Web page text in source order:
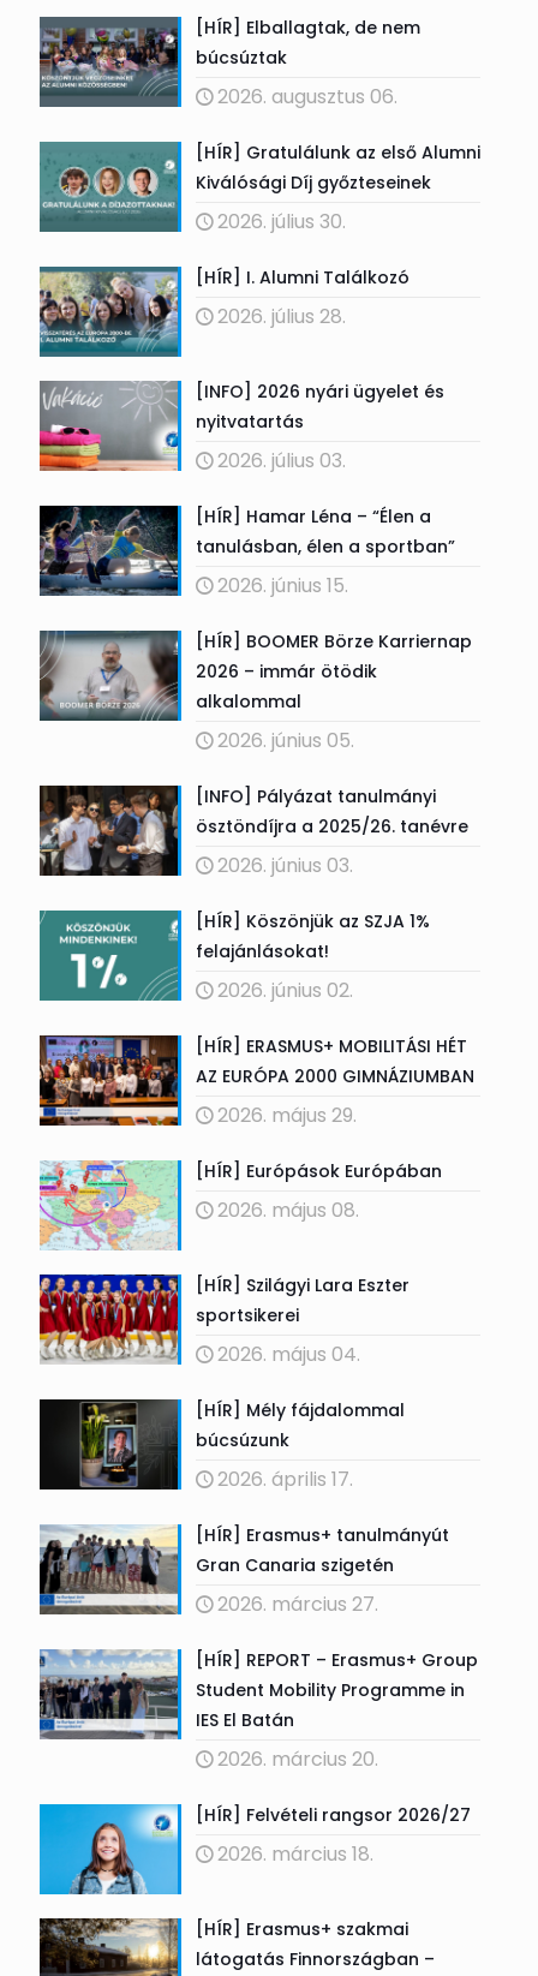
[HÍR] Elballagtak, de nem
búcsúztak
2026. augusztus 06.
[HÍR] Gratulálunk az első Alumni
Kiválósági Díj győzteseinek
2026. július 30.
[HÍR] I. Alumni Találkozó
2026. július 28.
[INFO] 2026 nyári ügyelet és
nyitvatartás
2026. július 03.
[HÍR] Hamar Léna – “Élen a
tanulásban, élen a sportban”
2026. június 15.
[HÍR] BOOMER Börze Karriernap
2026 – immár ötödik
alkalommal
2026. június 05.
[INFO] Pályázat tanulmányi
ösztöndíjra a 2025/26. tanévre
2026. június 03.
[HÍR] Köszönjük az SZJA 1%
felajánlásokat!
2026. június 02.
[HÍR] ERASMUS+ MOBILITÁSI HÉT
AZ EURÓPA 2000 GIMNÁZIUMBAN
2026. május 29.
[HÍR] Európások Európában
2026. május 08.
[HÍR] Szilágyi Lara Eszter
sportsikerei
2026. május 04.
[HÍR] Mély fájdalommal
búcsúzunk
2026. április 17.
[HÍR] Erasmus+ tanulmányút
Gran Canaria szigetén
2026. március 27.
[HÍR] REPORT – Erasmus+ Group
Student Mobility Programme in
IES El Batán
2026. március 20.
[HÍR] Felvételi rangsor 2026/27
2026. március 18.
[HÍR] Erasmus+ szakmai
látogatás Finnországban –